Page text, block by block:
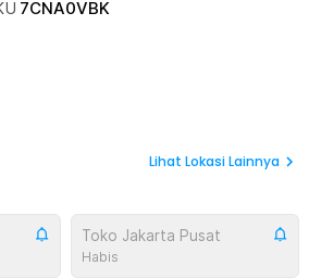
7CNA0VBK
Lihat Lokasi Lainnya
Toko Jakarta Pusat
Habis